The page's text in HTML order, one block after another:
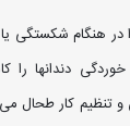
در هنگام شکستگی
دندانها
و تنظیم کار طحال